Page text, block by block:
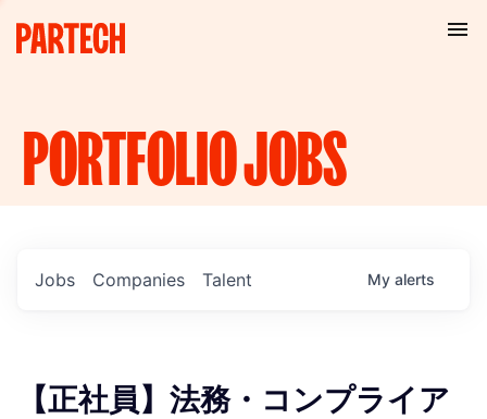
PORTFOLIOJOBS
Jobs Companies Talent My alerts
【正社員】法務・コンプライア